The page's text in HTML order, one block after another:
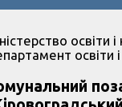
освіти
освіти і